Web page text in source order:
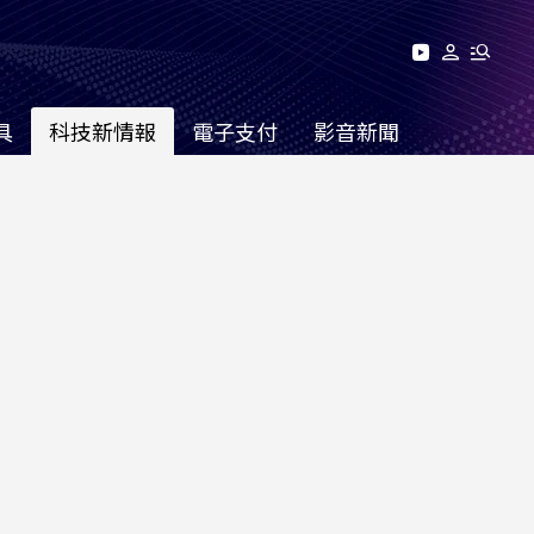
科技新情報 電子支付 影音新聞